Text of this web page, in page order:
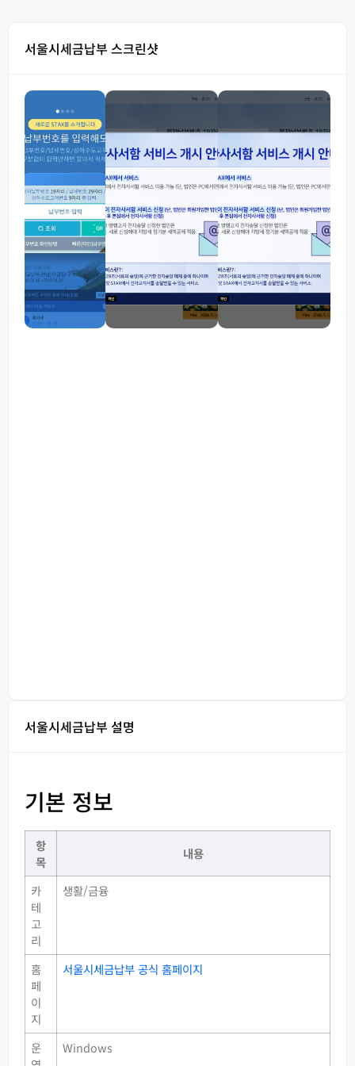
서울시세금납부 스크린샷
서울시세금납부 설명
기본 정보
항
목
내용
카
테
고
리
생활/금융
홈
페
이
지
서울시세금납부 공식 홈페이지
운
Windows